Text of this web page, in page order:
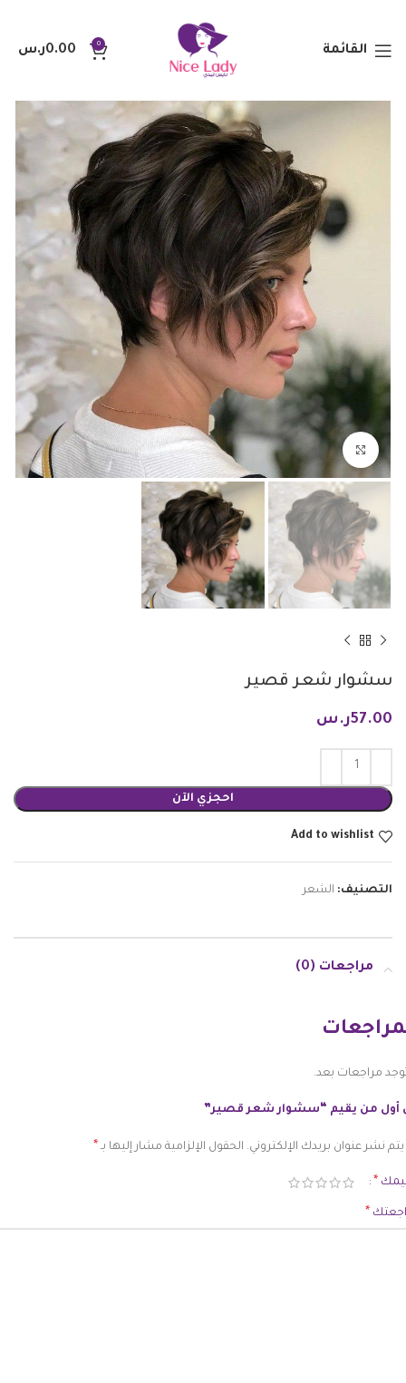
القائمة 0
0.00ر.س
Click to enlarge
سشوار شعر قصير
57.00ر.س
احجزي الآن
Add to wishlist
التصنيف: الشعر
مراجعات (0)
مراجعات بعد.
أول من يقيم “سشوار شعر قصير”
نشر عنوان بريدك الإلكتروني. الحقول الإلزامية مشار إليها بـ *
*
*